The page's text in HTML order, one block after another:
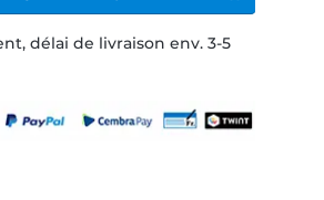
délai de livraison env. 3-5